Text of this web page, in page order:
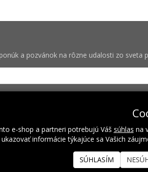
a pozvánok na rôzne udalosti zo sveta
O nás Naše hodnoty Inštalácie
e-shop a partneri potrebujú Váš súhlas na
ukazovať informácie týkajúce sa Vašich
SÚHLASÍM